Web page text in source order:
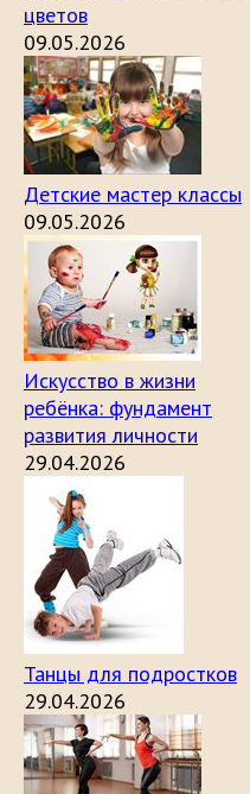
цветов
09.05.2026
Детские мастер классы
09.05.2026
Искусство в жизни
ребёнка: фундамент
развития личности
29.04.2026
Танцы для подростков
29.04.2026